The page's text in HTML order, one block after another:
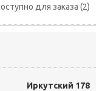
для заказа (2)
Иркутский 178